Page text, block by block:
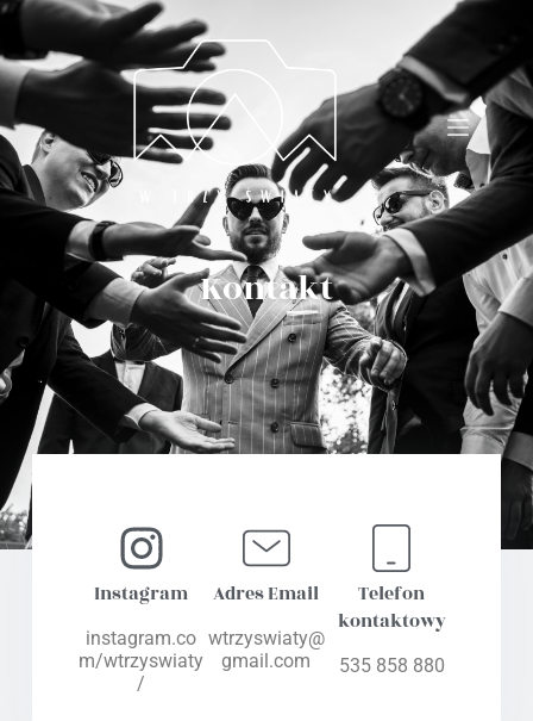
Kontakt
Instagram
instagram.co
m/wtrzyswiaty
/
Adres Email
wtrzyswiaty@
gmail.com
Telefon
kontaktowy
535 858 880